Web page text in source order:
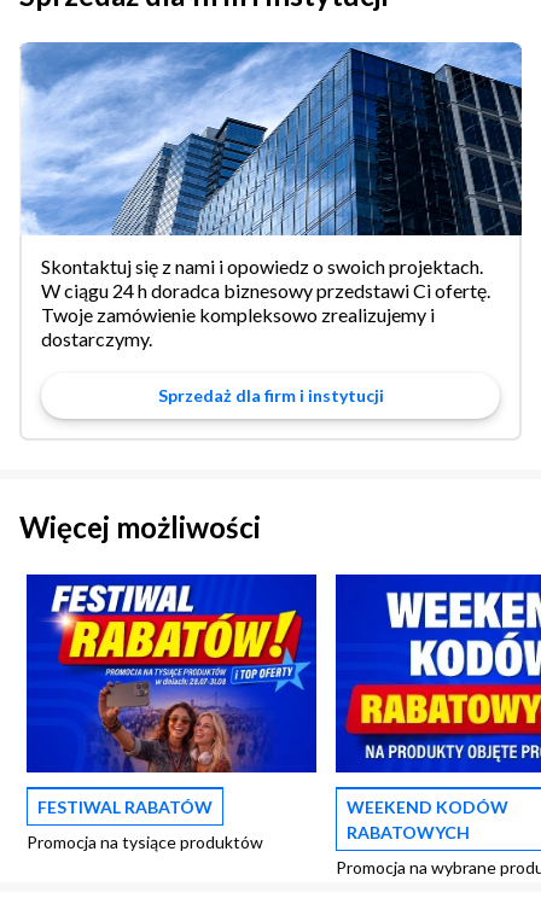
Skontaktuj się z nami i opowiedz o swoich projektach.
W ciągu 24 h doradca biznesowy przedstawi Ci ofertę.
Twoje zamówienie kompleksowo zrealizujemy i
dostarczymy.
Sprzedaż dla firm i instytucji
Więcej możliwości
FESTIWAL RABATÓW
Promocja na tysiące produktów
WEEKEND KODÓW
RABATOWYCH
Promocja na wybrane